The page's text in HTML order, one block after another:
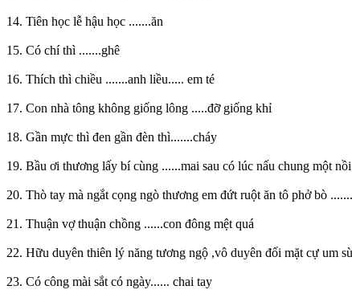
14. Tiên học lễ hậu học .......ăn
15. Có chí thì .......ghê
16. Thích thì chiều .......anh liều..... em té
17. Con nhà tông không giống lông .....đỡ giống khỉ
18. Gần mực thì đen gần đèn thì.......cháy
19. Bầu ơi thương lấy bí cùng ......mai sau có lúc nấu chung một nồi
20. Thò tay mà ngắt cọng ngò thương em đứt ruột ăn tô phở bò
21. Thuận vợ thuận chồng ......con đông mệt quá
22. Hữu duyên thiên lý năng tương ngộ ,vô duyên đối mặt cự um
23. Có công mài sắt có ngày...... chai tay